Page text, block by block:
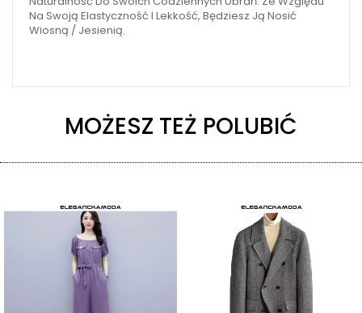
Na Swoją Elastyczność I Lekkość, Będziesz Ją Nosić
Wiosną / Jesienią.
MOŻESZ TEŻ POLUBIĆ